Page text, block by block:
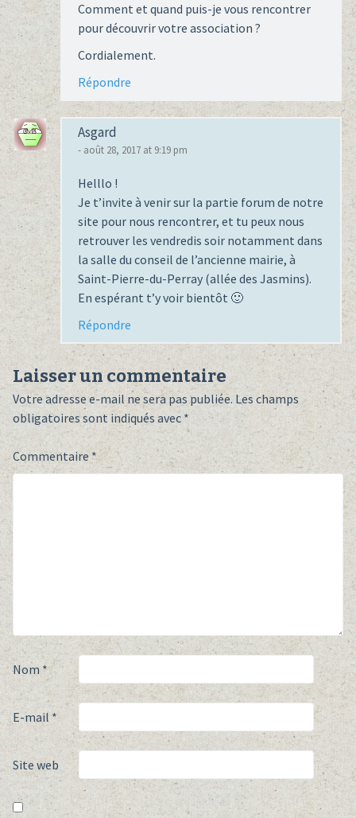
Comment et quand puis-je vous rencontrer
pour découvrir votre association ?
Cordialement.
Répondre
Asgard
- août 28, 2017 at 9:19 pm
Helllo !
Je t’invite à venir sur la partie forum de notre
site pour nous rencontrer, et tu peux nous
retrouver les vendredis soir notamment dans
la salle du conseil de l’ancienne mairie, à
Saint-Pierre-du-Perray (allée des Jasmins).
En espérant t’y voir bientôt 🙂
Répondre
Laisser un commentaire
Votre adresse e-mail ne sera pas publiée. Les champs
obligatoires sont indiqués avec *
Commentaire*
Nom *
E-mail *
Site web